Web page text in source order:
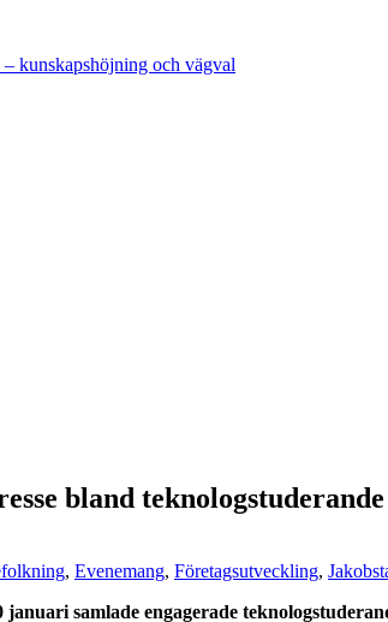
kunskapshöjning och vägval
bland
, Evenemang, Företagsutveckling,
samlade engagerade